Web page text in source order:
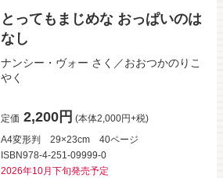
とってもまじめな おっぱいのは
なし
ナンシー・ヴォー さく／おおつかのりこ
やく
定価 2,200円 (本体2,000円+税)
A4変形判
29×23cm
40ページ
ISBN978-4-251-09999-0
2026年10月下旬発売予定